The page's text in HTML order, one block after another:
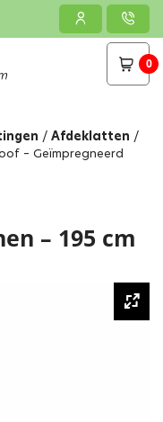
0
/ Afdeklatten /
– Geïmpregneerd
– 195 cm